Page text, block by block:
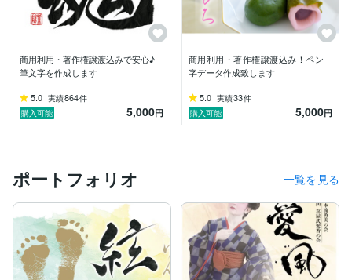
商用利用・著作権譲渡込みで安心♪
筆文字を作成します
5.0 実績864件
購入可能
5,000円
商用利用・著作権譲渡込み！ペン
字データ作成致します
5.0 実績33件
購入可能
5,000円
ポートフォリオ 一覧を見る